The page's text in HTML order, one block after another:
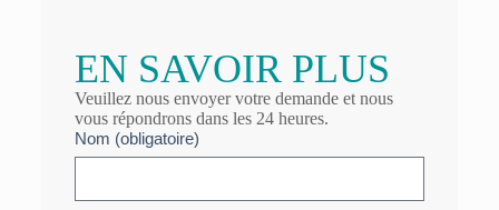
EN SAVOIR PLUS
Veuillez nous envoyer votre demande et nous
vous répondrons dans les 24 heures.
Nom (obligatoire)